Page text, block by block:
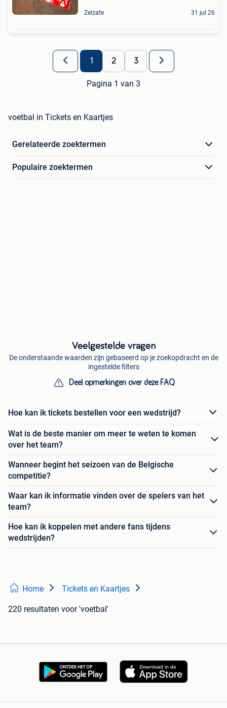
Zelzate 31 jul 26
1 2 3
Pagina 1 van 3
voetbal in Tickets en Kaartjes
Gerelateerde zoektermen
Populaire zoektermen
Veelgestelde vragen
De onderstaande waarden zijn gebaseerd op je zoekopdracht en de
ingestelde filters
Deel opmerkingen over deze FAQ
Hoe kan ik tickets bestellen voor een wedstrijd?
Wat is de beste manier om meer te weten te komen
over het team?
Wanneer begint het seizoen van de Belgische
competitie?
Waar kan ik informatie vinden over de spelers van het
team?
Hoe kan ik koppelen met andere fans tijdens
wedstrijden?
Home Tickets en Kaartjes
220 resultaten voor 'voetbal'